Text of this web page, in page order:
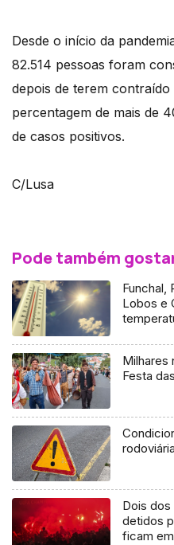
Desde o início da
82.514 pessoas foram
depois de terem
percentagem de mais de
de casos positivos.
C/Lusa
Pode também
Funchal,
Lobos e
Milhares
Festa
rodoviária
Dois
detidos
ficam